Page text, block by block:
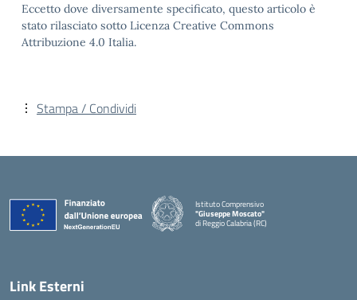
Eccetto dove diversamente specificato, questo articolo è
stato rilasciato sotto Licenza Creative Commons
Attribuzione 4.0 Italia.
Stampa / Condividi
Istituto Comprensivo
"Giuseppe Moscato"
di Reggio Calabria (RC)
— Visita la pagina iniziale della scuola
Link Esterni